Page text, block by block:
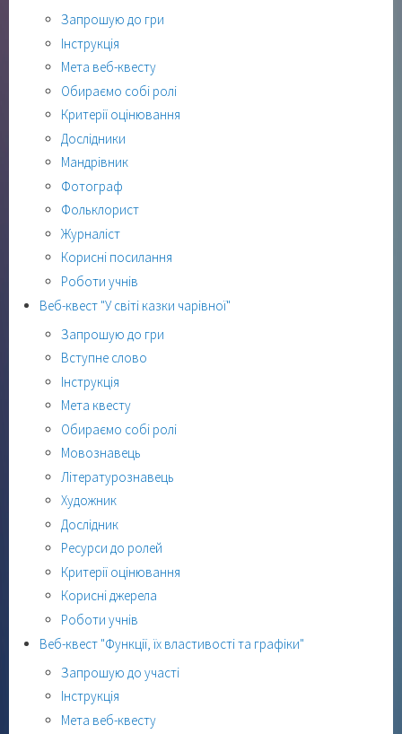
Запрошую до гри
Інструкція
Мета веб-квесту
Обираємо собі ролі
Критерії оцінювання
Дослідники
Мандрівник
Фотограф
Фольклорист
Журналіст
Корисні посилання
Роботи учнів
Веб-квест "У світі казки чарівної"
Запрошую до гри
Вступне слово
Інструкція
Мета квесту
Обираємо собі ролі
Мовознавець
Літературознавець
Художник
Дослідник
Ресурси до ролей
Критерії оцінювання
Корисні джерела
Роботи учнів
Веб-квест "Функції, їх властивості та графіки"
Запрошую до участі
Інструкція
Мета веб-квесту